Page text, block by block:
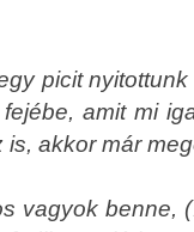
picit
amit mi
akkor már
vagyok benne,